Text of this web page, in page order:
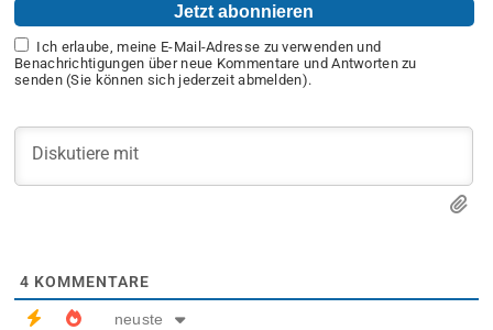
Ich erlaube, meine E-Mail-Adresse zu verwenden und
Benachrichtigungen über neue Kommentare und Antworten zu
senden (Sie können sich jederzeit abmelden).
4 KOMMENTARE
neuste